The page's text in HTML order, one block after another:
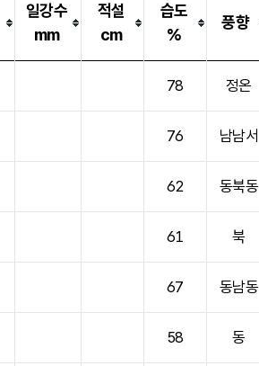
일강수
mm
적설
cm
습도
%
풍향
78 정온
76 남남서
62 동북동
61 북
67 동남동
58 동